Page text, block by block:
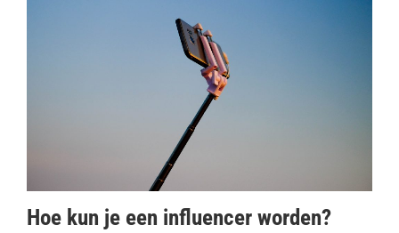
Hoe kun je een influencer worden?